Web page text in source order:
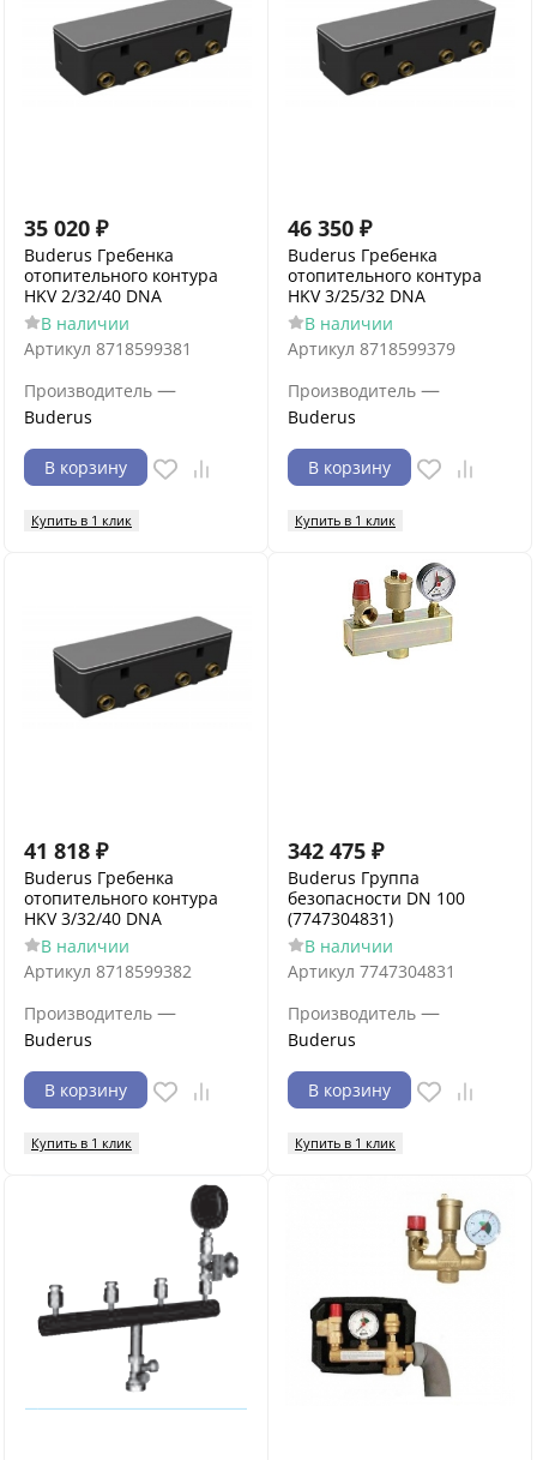
35 020 ₽
Buderus Гребенка
отопительного контура
HKV 2/32/40 DNA
В наличии
Артикул 8718599381
Производитель —
Buderus
В корзину
Купить в 1 клик
46 350 ₽
Buderus Гребенка
отопительного контура
HKV 3/25/32 DNA
В наличии
Артикул 8718599379
Производитель —
Buderus
В корзину
Купить в 1 клик
41 818 ₽
Buderus Гребенка
отопительного контура
HKV 3/32/40 DNA
В наличии
Артикул 8718599382
Производитель —
Buderus
В корзину
Купить в 1 клик
342 475 ₽
Buderus Группа
безопасности DN 100
(7747304831)
В наличии
Артикул 7747304831
Производитель —
Buderus
В корзину
Купить в 1 клик